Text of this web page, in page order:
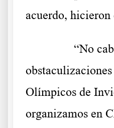
acuerdo, hicieron
“No
obstaculizaciones
Olímpicos de
organizamos en